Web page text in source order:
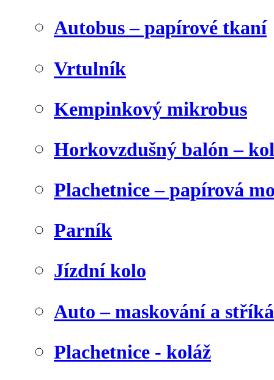
Autobus – papírové tkaní
Vrtulník
Kempinkový mikrobus
Horkovzdušný balón –
Plachetnice – papírová
Parník
Jízdní kolo
Auto – maskování a
Plachetnice - koláž